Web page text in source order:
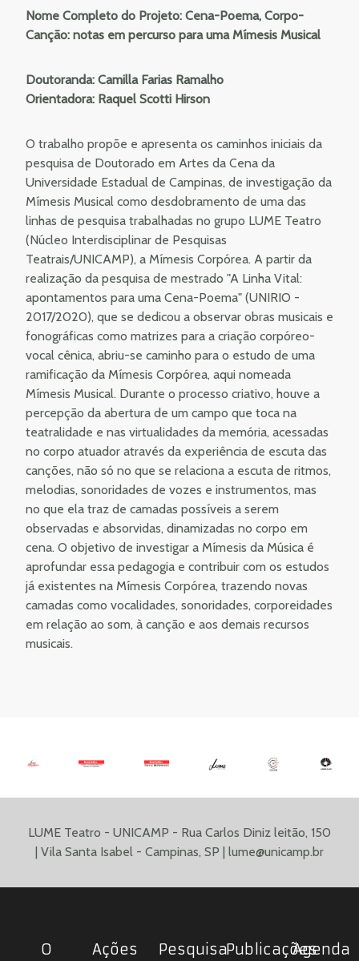
Nome Completo do Projeto: Cena-Poema, Corpo-
Canção: notas em percurso para uma Mímesis Musical
Doutoranda: Camilla Farias Ramalho
Orientadora: Raquel Scotti Hirson
O trabalho propõe e apresenta os caminhos iniciais da
pesquisa de Doutorado em Artes da Cena da
Universidade Estadual de Campinas, de investigação da
Mímesis Musical como desdobramento de uma das
linhas de pesquisa trabalhadas no grupo LUME Teatro
(Núcleo Interdisciplinar de Pesquisas
Teatrais/UNICAMP), a Mímesis Corpórea. A partir da
realização da pesquisa de mestrado "A Linha Vital:
apontamentos para uma Cena-Poema" (UNIRIO -
2017/2020), que se dedicou a observar obras musicais e
fonográficas como matrizes para a criação corpóreo-
vocal cênica, abriu-se caminho para o estudo de uma
ramificação da Mímesis Corpórea, aqui nomeada
Mímesis Musical. Durante o processo criativo, houve a
percepção da abertura de um campo que toca na
teatralidade e nas virtualidades da memória, acessadas
no corpo atuador através da experiência de escuta das
canções, não só no que se relaciona a escuta de ritmos,
melodias, sonoridades de vozes e instrumentos, mas
no que ela traz de camadas possíveis a serem
observadas e absorvidas, dinamizadas no corpo em
cena. O objetivo de investigar a Mímesis da Música é
aprofundar essa pedagogia e contribuir com os estudos
já existentes na Mímesis Corpórea, trazendo novas
camadas como vocalidades, sonoridades, corporeidades
em relação ao som, à canção e aos demais recursos
musicais.
LUME Teatro - UNICAMP - Rua Carlos Diniz leitão, 150
| Vila Santa Isabel - Campinas, SP | lume@unicamp.br
O
Ações
PesquisaPublicaçõesAgenda